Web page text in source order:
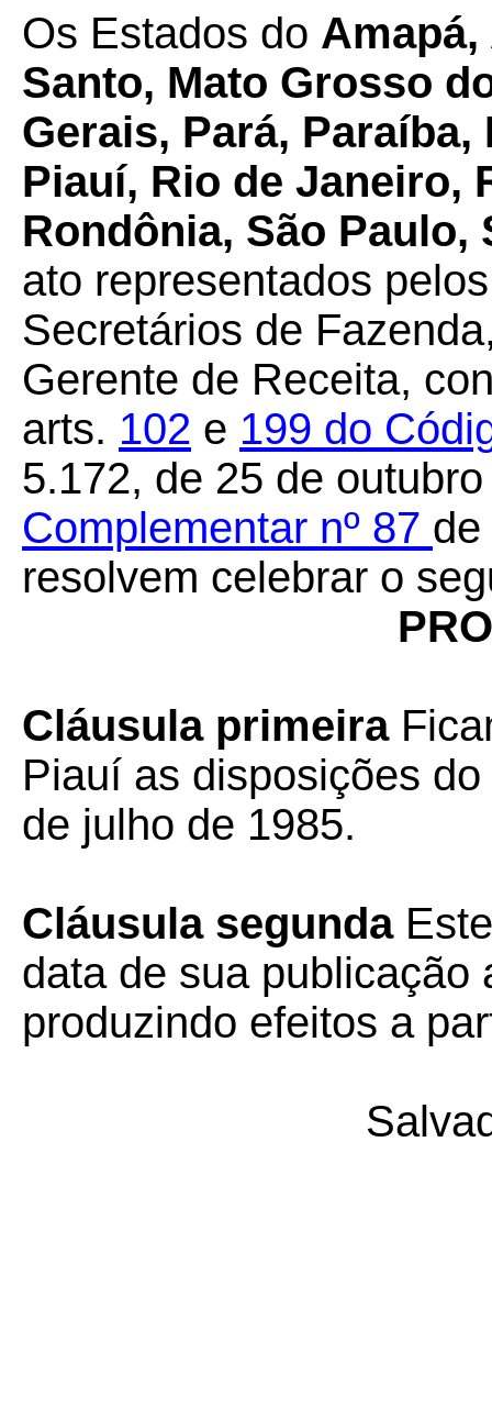
Os Estados do
Santo, Mato Grosso
Gerais, Pará,
Piauí, Rio de Janeiro,
Rondônia, São Paulo,
ato representados
Secretários de
Gerente de Receita,
arts. 102 e 199 do
5.172, de 25 de
Complementar nº 87 de
resolvem celebrar o
Cláusula primeira
Piauí as disposições
de julho de 1985.
Cláusula segunda
data de sua publicação
produzindo efeitos a